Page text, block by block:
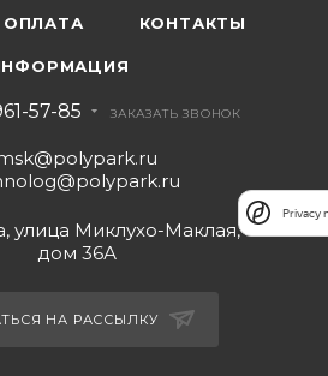
КОНТАКТЫ
57-85 ЗАКАЗАТЬ ЗВОНОК
улица Миклухо-Маклая,
дом 36А
НА РАССЫЛКУ
Privacy